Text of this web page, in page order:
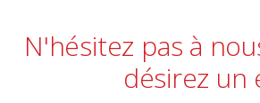
N'hésitez pas à
désirez un